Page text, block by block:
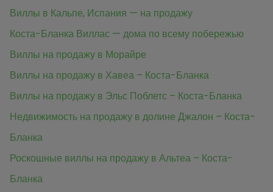
Виллы в Кальпе, Испания — на продажу
Коста-Бланка Виллас — дома по всему побережью
Виллы на продажу в Морайре
Виллы на продажу в Хавеа – Коста-Бланка
Виллы на продажу в Эльс Поблетс – Коста-Бланка
Недвижимость на продажу в долине Джалон – Коста-
Бланка
Роскошные виллы на продажу в Альтеа – Коста-
Бланка